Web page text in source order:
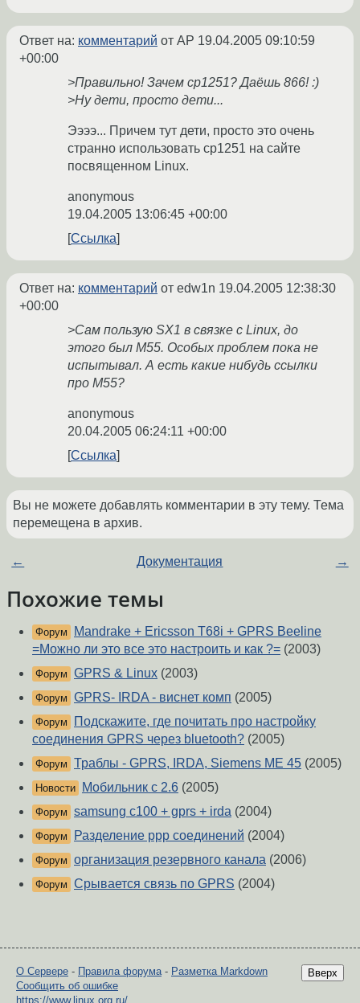
Ответ на: комментарий от AP 19.04.2005 09:10:59
+00:00
>Правильно! Зачем cp1251? Даёшь 866! :)
>Ну дети, просто дети...
Ээээ... Причем тут дети, просто это очень
странно использовать cp1251 на сайте
посвященном Linux.
anonymous
19.04.2005 13:06:45 +00:00
Ссылка
Ответ на: комментарий от edw1n 19.04.2005 12:38:30
+00:00
>Сам пользую SX1 в связке с Linux, до
этого был M55. Особых проблем пока не
испытывал. А есть какие нибудь ссылки
про M55?
anonymous
20.04.2005 06:24:11 +00:00
Ссылка
Вы не можете добавлять комментарии в эту тему. Тема
перемещена в архив.
← Документация →
Похожие темы
Форум
Mandrake + Ericsson T68i + GPRS Beeline
=Можно ли это все это настроить и как ?= (2003)
Форум GPRS & Linux (2003)
Форум GPRS- IRDA - виснет комп (2005)
Форум
Подскажите, где почитать про настройку
соединения GPRS через bluetooth? (2005)
Форум Траблы - GPRS, IRDA, Siemens ME 45 (2005)
Новости Мобильник с 2.6 (2005)
Форум samsung c100 + gprs + irda (2004)
Форум Разделение ppp соединений (2004)
Форум организация резервного канала (2006)
Форум Срывается связь по GPRS (2004)
Вверх
О Сервере - Правила форума - Разметка Markdown
Сообщить об ошибке
https://www.linux.org.ru/